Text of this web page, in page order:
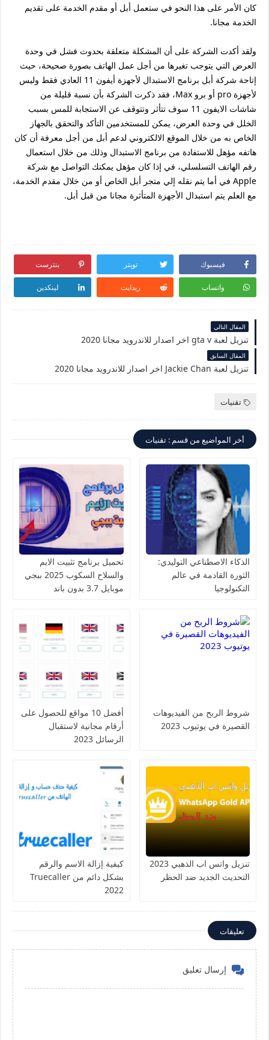
كان الأمر على هذا النحو في ستعمل أبل أو مقدم الخدمة على تقديم
الخدمة مجانا.
ولقد أكدت الشركة على أن المشكلة متعلقة بحدوث فشل في وحدة
العرض التي يتوجب تغيرها من أجل عمل الهاتف بصورة صحيحة، حيث
إتاحة شركة أبل برنامج الاستبدال لأجهزة أيفون 11 العادي فقط وليس
لأجهزة pro أو برو Max، فقد ذكرت الشركة بأن نسبة قليلة من
شاشات الايفون 11 سوف تتأثر وتتوقف عن الاستجابة للمس بسبب
الخلل في وحدة العرض، يمكن للمستخدمين التأكد والتحقق بالجهاز
الخاص به من خلال الموقع الالكتروني لدعم أبل من أجل معرفة أن كان
هاتفه مؤهل للاستفادة من برنامج الاستبدال وذلك من خلال استعمال
رقم الهاتف التسلسلي، في إذا كان مؤهل يمكنك التواصل مع شركة
Apple في أما يتم نقله إلي متجر أبل الخاص أو من خلال مقدم الخدمة،
مع العلم يتم استبدال الأجهزة المتأثرة مجانا من قبل أبل.
فيسبوك تويتر بنترست
واتساب ريدايت لينكدين
المقال التالي
تنزيل لعبة gta v اخر اصدار للاندرويد مجانا 2020
المقال السابق
تنزيل لعبة Jackie Chan اخر اصدار للاندرويد مجانا 2020
تقنيات
أخر المواضيع من قسم : تقنيات
الذكاء الاصطناعي التوليدي:
الثورة القادمة في عالم
التكنولوجيا
تحميل برنامج تثبيت الايم
والسلاح السكوب 2025 ببجي
موبايل 3.7 بدون باند
شروط الربح من الفيديوهات
القصيرة في يوتيوب 2023
أفضل 10 مواقع للحصول على
أرقام مجانية لاستقبال
الرسائل 2023
تنزيل واتس اب الذهبي 2023
التحديث الجديد ضد الحظر
كيفية إزالة الاسم والرقم
بشكل دائم من Truecaller
2022
تعليقات
إرسال تعليق